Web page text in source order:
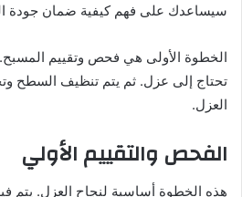
سيساعدك على فهم كيفية ضمان جودة
تحتاج إلى عزل. ثم يتم تنظيف السطح
العزل.
الفحص والتقييم الأولي
هذه الخطوة أساسية لنجاح العزل. يتم